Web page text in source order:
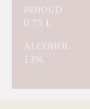
INHOUD
0.75 L
ALCOHOL
13%